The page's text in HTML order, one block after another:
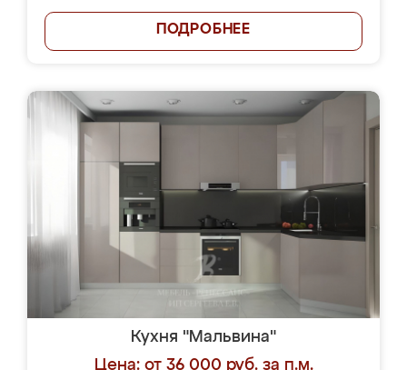
ПОДРОБНЕЕ
Кухня "Мальвина"
Цена: от 36 000 руб. за п.м.